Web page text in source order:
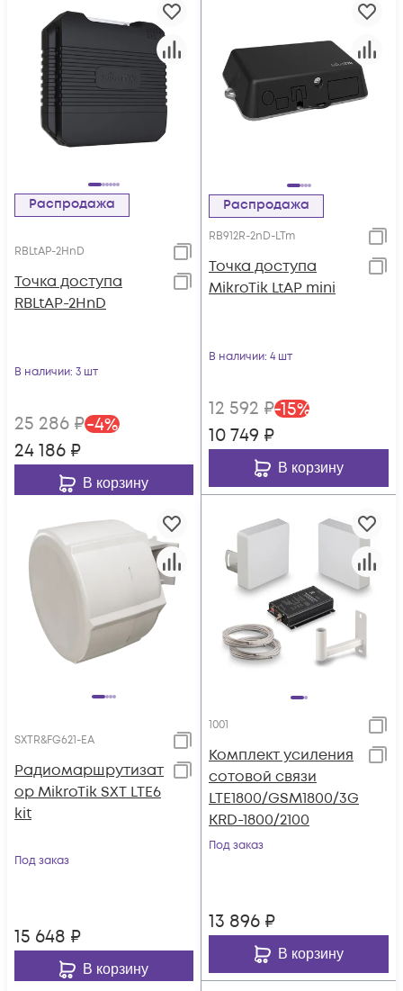
Распродажа
RBLtAP-2HnD
Точка доступа
RBLtAP-2HnD
В наличии: 3 шт
25 286 ₽-4%
24 186 ₽
В корзину
Распродажа
RB912R-2nD-LTm
Точка доступа
MikroTik LtAP mini
В наличии: 4 шт
12 592 ₽-15%
10 749 ₽
В корзину
SXTR&FG621-EA
Радиомаршрутизат
ор MikroTik SXT LTE6
kit
Под заказ
15 648 ₽
В корзину
1001
Комплект усиления
сотовой связи
LTE1800/GSM1800/3G
KRD-1800/2100
Под заказ
13 896 ₽
В корзину